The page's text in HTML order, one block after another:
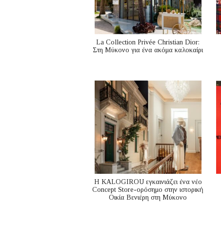
La Collection Privée Christian Dior:
Στη Μύκονο για ένα ακόμα καλοκαίρι
Η KALOGIROU εγκαινιάζει ένα νέο
Concept Store-ορόσημο στην ιστορική
Οικία Βενιέρη στη Μύκονο